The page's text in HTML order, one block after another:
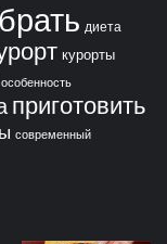
диета
курорты
особенность
приготовить
современный